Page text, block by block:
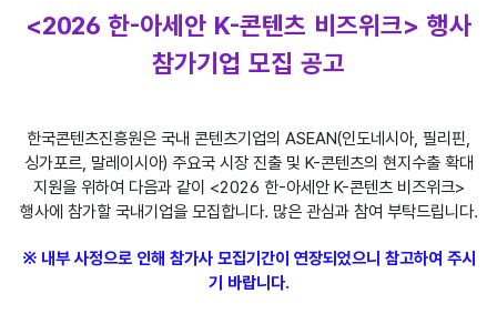
<2026 한-아세안 K-콘텐츠 비즈위크> 행사
참가기업 모집 공고
한국콘텐츠진흥원은 국내 콘텐츠기업의 ASEAN(인도네시아, 필리핀,
싱가포르, 말레이시아) 주요국 시장 진출 및 K-콘텐츠의 현지수출 확대
지원을 위하여 다음과 같이 <2026 한-아세안 K-콘텐츠 비즈위크>
행사에 참가할 국내기업을 모집합니다. 많은 관심과 참여 부탁드립니다.
※ 내부 사정으로 인해 참가사 모집기간이 연장되었으니 참고하여 주시
기 바랍니다.